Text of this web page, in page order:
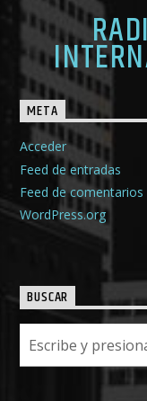
META
Acceder
Feed de entradas
Feed de comentarios
WordPress.org
BUSCAR